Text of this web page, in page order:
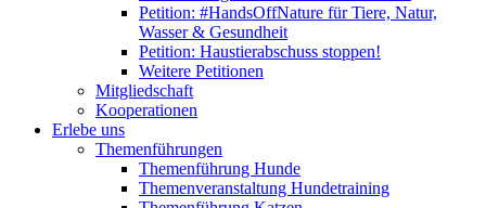
Petition: #HandsOffNature für Tiere, Natur,
Wasser & Gesundheit
Petition: Haustierabschuss stoppen!
Weitere Petitionen
Mitgliedschaft
Kooperationen
Erlebe uns
Themenführungen
Themenführung Hunde
Themenveranstaltung Hundetraining